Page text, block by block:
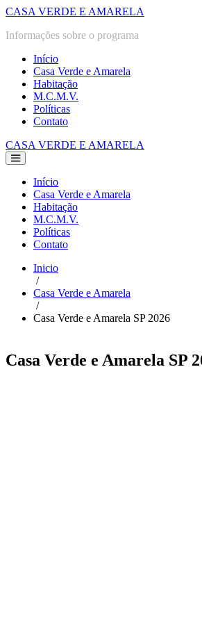
Ir
o
CASA VERDE E AMARELA
Informações sobre o programa
Início
Casa Verde e Amarela
Habitação
M.C.M.V.
Políticas
Contato
CASA VERDE E AMARELA
Alternância
Início
Casa Verde e Amarela
Habitação
M.C.M.V.
Políticas
Contato
Inicio
/
Casa Verde e Amarela
/
Casa Verde e Amarela SP 2026
Casa Verde e Amarela SP